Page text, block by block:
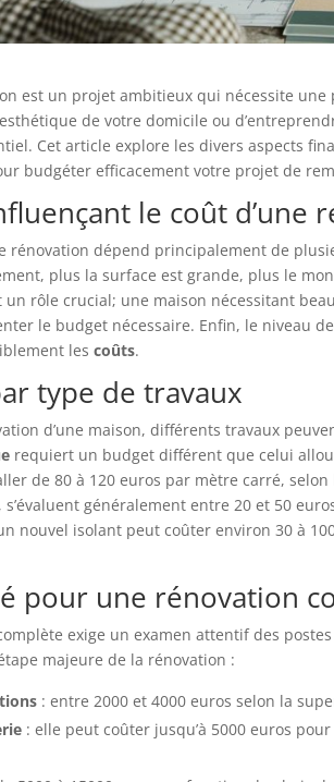
est un projet ambitieux qui nécessite
de votre domicile ou
Cet article explore les divers aspects
budgéter efficacement votre projet de
le coût d’une
rénovation dépend principalement de
plus la surface est grande, plus le
rôle crucial; une maison nécessitant
le budget nécessaire. Enfin, le niveau
lescoûts.
type de travaux
d’une maison, différents travaux
requiert un budget différent que celui
de 80 à 120 euros par mètre carré,
généralement entre 20 et 50
nouvel isolant peut coûter environ 30 à
pour une rénovation
exige un examen attentif des
majeure de la rénovation :
: entre 2000 et 4000 euros selon la
: elle peut coûter jusqu’à 5000 euros